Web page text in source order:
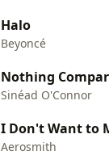
Halo
Beyoncé
Nothing
Sinéad O'Connor
I Don't Want to
Aerosmith